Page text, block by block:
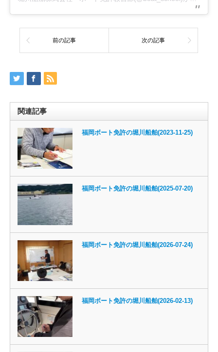
前の記事 次の記事
関連記事
福岡ボート免許の堀川船舶(2023-11-25)
福岡ボート免許の堀川船舶(2025-07-20)
福岡ボート免許の堀川船舶(2026-07-24)
福岡ボート免許の堀川船舶(2026-02-13)